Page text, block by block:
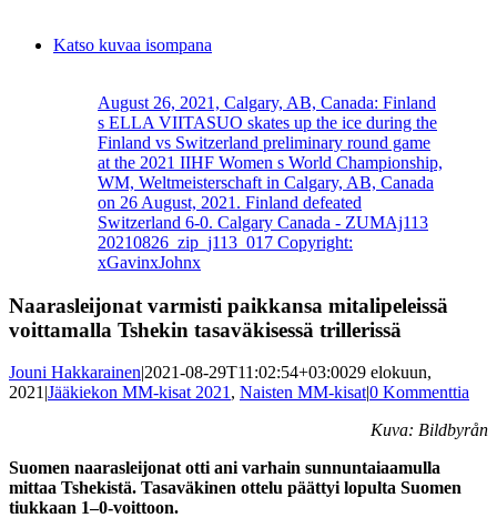
Katso kuvaa isompana
August 26, 2021, Calgary, AB, Canada: Finland
s ELLA VIITASUO skates up the ice during the
Finland vs Switzerland preliminary round game
at the 2021 IIHF Women s World Championship,
WM, Weltmeisterschaft in Calgary, AB, Canada
on 26 August, 2021. Finland defeated
Switzerland 6-0. Calgary Canada - ZUMAj113
20210826_zip_j113_017 Copyright:
xGavinxJohnx
Naarasleijonat varmisti paikkansa mitalipeleissä
voittamalla Tshekin tasaväkisessä trillerissä
Jouni Hakkarainen|2021-08-29T11:02:54+03:0029 elokuun,
2021|Jääkiekon MM-kisat 2021, Naisten MM-kisat|0 Kommenttia
Kuva: Bildbyrån
Suomen naarasleijonat otti ani varhain sunnuntaiaamulla
mittaa Tshekistä. Tasaväkinen ottelu päättyi lopulta Suomen
tiukkaan 1–0-voittoon.